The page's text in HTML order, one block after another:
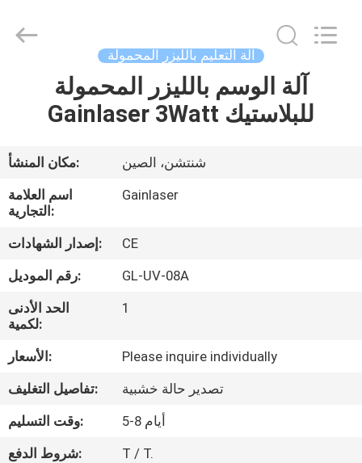
الصفحة
الرئيسية
منتجات
معلومات
عنا
جولة
في
المعمل
مراقبة
الجودة
المزود.
Copyright
lasermarkingmachine.com.
آلة التعليم بالليزر المحمولة
آلة الوسم بالليزر المحمولة
Gainlaser 3Watt للبلاستيك
مكان المنشأ:
شنتشن، الصين
اسم العلامة
التجارية:
Gainlaser
إصدار الشهادات:
CE
رقم الموديل:
GL-UV-08A
الحد الأدنى
لكمية:
1
الأسعار:
Please inquire individually
تفاصيل التغليف:
تصدير حالة خشبية
وقت التسليم:
5-8 أيام
شروط الدفع:
T / T.